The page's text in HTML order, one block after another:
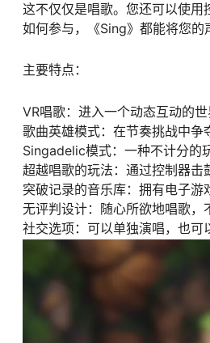
这不仅仅是唱歌。您还可以使
如何参与，《Sing》都能将您的
主要特点：
VR唱歌：进入一个动态互动的
歌曲英雄模式：在节奏挑战中争
Singadelic模式：一种不计分的
超越唱歌的玩法：通过控制器击
突破记录的音乐库：拥有电子游
无评判设计：随心所欲地唱歌，
社交选项：可以单独演唱，也可